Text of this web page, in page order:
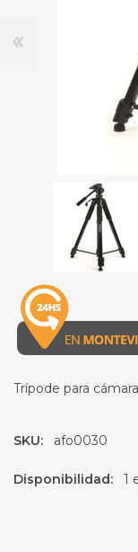
Trípode para
SKU: afo0030
Disponibilidad: 1